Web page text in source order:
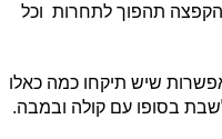
הקפצה תהפוך לתחרות וכל
שיש תיקחו כמה כאלו
בסופו עם קולה ובמבה.